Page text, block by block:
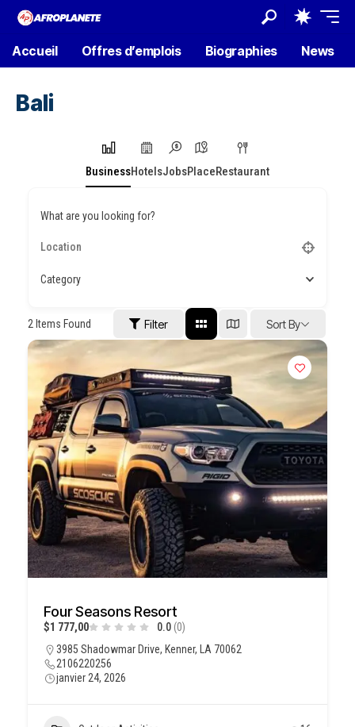
Accueil Offres d’emplois Biographies News
Bali
BusinessHotelsJobsPlaceRestaurant
What are you looking for?
Category
2 Items Found Filter Sort By
Four Seasons Resort
$1 777,00 0.0 (0)
3985 Shadowmar Drive, Kenner, LA 70062
2106220256
janvier 24, 2026